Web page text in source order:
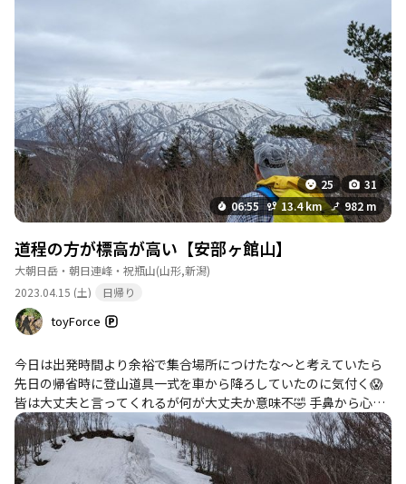
25
31
06:55
13.4 km 982 m
道程の方が標高が高い【安部ヶ館山】
大朝日岳・朝日連峰・祝瓶山(山形,新潟)
2023.04.15 (土)
日帰り
toyForce
今日は出発時間より余裕で集合場所につけたな〜と考えていたら
先日の帰省時に登山道具一式を車から降ろしていたのに気付く😱
皆は大丈夫と言ってくれるが何が大丈夫か意味不🤣 手鼻から心を
挫いた今日この頃皆様如何お過ごしでしょうか？ 道具を取りに自
宅へ戻ってから集合場所に1名待っていてくれました❣️嗚呼心の友
よ😍😍😍 三十分位先行されてるので大食堂辺りで合流できるのか
なと思っていたら分岐より大分手前で合流😅どうやら雪が泥濘む